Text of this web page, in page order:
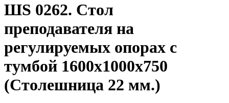
ШS 0262. Стол
преподавателя на
регулируемых опорах с
тумбой 1600х1000х750
(Столешница 22 мм.)